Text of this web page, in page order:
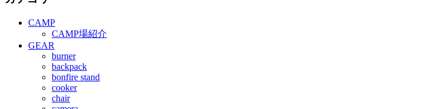
CAMP
CAMP場紹介
GEAR
burner
backpack
bonfire stand
cooker
chair